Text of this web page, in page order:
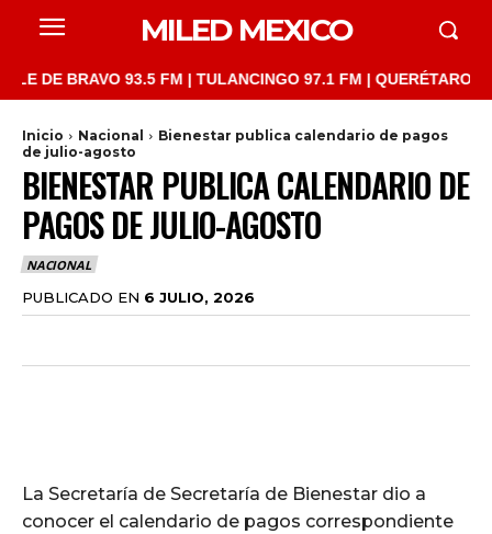
MILED MEXICO
BRAVO 93.5 FM | TULANCINGO 97.1 FM | QUERÉTARO
Inicio Nacional
Bienestar publica calendario de pagos
de julio-agosto
BIENESTAR PUBLICA CALENDARIO DE
PAGOS DE JULIO-AGOSTO
NACIONAL
PUBLICADO EN 6 JULIO, 2026
La Secretaría de Secretaría de Bienestar dio a
conocer el calendario de pagos correspondiente